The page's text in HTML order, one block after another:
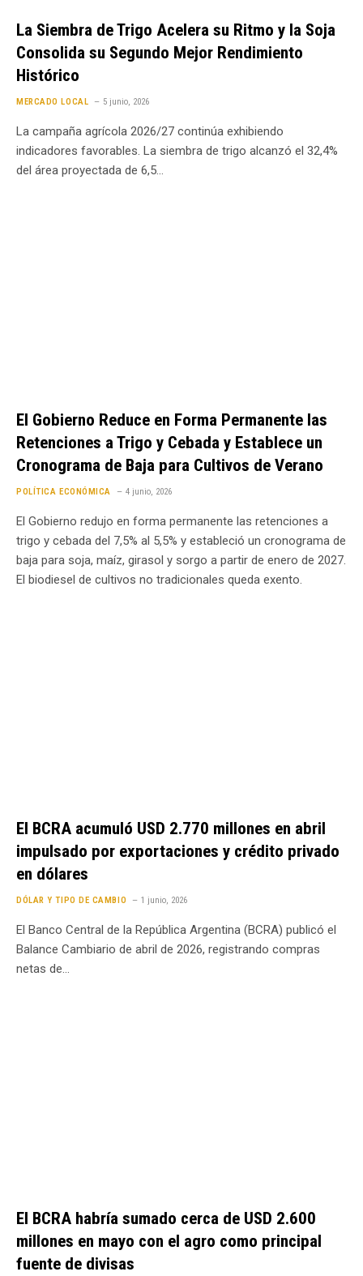
La Siembra de Trigo Acelera su Ritmo y la Soja
Consolida su Segundo Mejor Rendimiento
Histórico
MERCADO LOCAL 5 junio, 2026
La campaña agrícola 2026/27 continúa exhibiendo
indicadores favorables. La siembra de trigo alcanzó el 32,4%
del área proyectada de 6,5…
El Gobierno Reduce en Forma Permanente las
Retenciones a Trigo y Cebada y Establece un
Cronograma de Baja para Cultivos de Verano
POLÍTICA ECONÓMICA 4 junio, 2026
El Gobierno redujo en forma permanente las retenciones a
trigo y cebada del 7,5% al 5,5% y estableció un cronograma de
baja para soja, maíz, girasol y sorgo a partir de enero de 2027.
El biodiesel de cultivos no tradicionales queda exento.
El BCRA acumuló USD 2.770 millones en abril
impulsado por exportaciones y crédito privado
en dólares
DÓLAR Y TIPO DE CAMBIO 1 junio, 2026
El Banco Central de la República Argentina (BCRA) publicó el
Balance Cambiario de abril de 2026, registrando compras
netas de…
El BCRA habría sumado cerca de USD 2.600
millones en mayo con el agro como principal
fuente de divisas